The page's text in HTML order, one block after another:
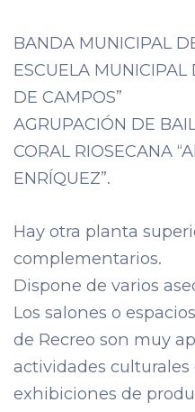
BANDA MUNICIPAL
ESCUELA MUNICIPAL
DE CAMPOS”
AGRUPACIÓN DE
CORAL RIOSECANA
ENRÍQUEZ”.
Hay otra planta
complementarios.
Dispone de varios
Los salones o
de Recreo son muy
actividades
exhibiciones de